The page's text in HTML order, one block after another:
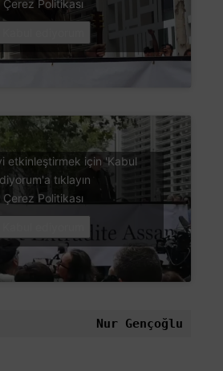
Çerez Politikası
etkinleştirmek için 'Kabul
tıklayın
Çerez Politikası
Nur Gençoğlu